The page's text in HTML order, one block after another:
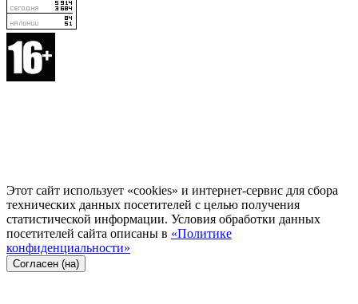
Этот сайт использует «cookies» и интернет-сервис для сбора
технических данных посетителей с целью получения
статистической информации. Условия обработки данных
посетителей сайта описаны в «Политике
конфиденциальности»
Согласен (на)